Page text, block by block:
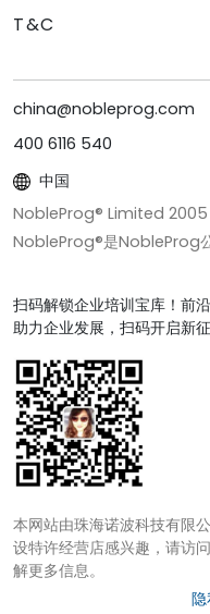
T&C
china@nobleprog.com
400 6116 540
中国
NobleProg® Limited
NobleProg®是NobleProg公
扫码解锁企业培训宝库！前
助力企业发展，扫码开启新
本网站由珠海诺波科技有限
设特许经营店感兴趣，请访问
解更多信息。